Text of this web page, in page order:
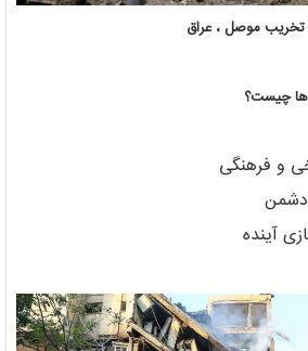
تخریب موصل ، عراق
چیست؟
و فرهنگی
دشمن
آینده